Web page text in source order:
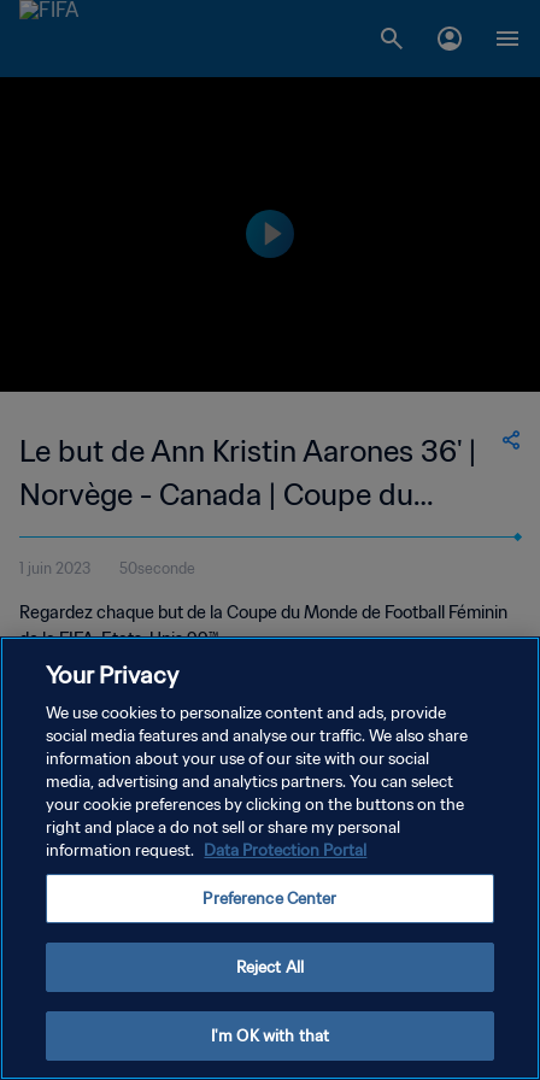
Le but de Ann Kristin Aarones 36' |
Norvège - Canada | Coupe du
Monde de Football Féminin de la
FIFA, Etats-Unis 99™
1 juin 2023 50seconde
Regardez chaque but de la Coupe du Monde de Football Féminin
de la FIFA, Etats-Unis 99™.
POLITIQUE DE CONFIDENTIALITÉ
CONDITIONS D'UTILISATION
GÉRER VOS PRÉFÉRENCES SUR LES COOKIES
Your Privacy
We use cookies to personalize content and ads, provide
social media features and analyse our traffic. We also share
information about your use of our site with our social
media, advertising and analytics partners. You can select
your cookie preferences by clicking on the buttons on the
right and place a do not sell or share my personal
information request. Data Protection Portal
Preference Center
Reject All
I'm OK with that